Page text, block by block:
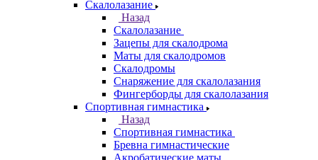
Скалолазание
Назад
Скалолазание
Зацепы для скалодрома
Маты для скалодромов
Скалодромы
Снаряжение для скалолазания
Фингерборды для скалолазания
Спортивная гимнастика
Назад
Спортивная гимнастика
Бревна гимнастические
Акробатические маты